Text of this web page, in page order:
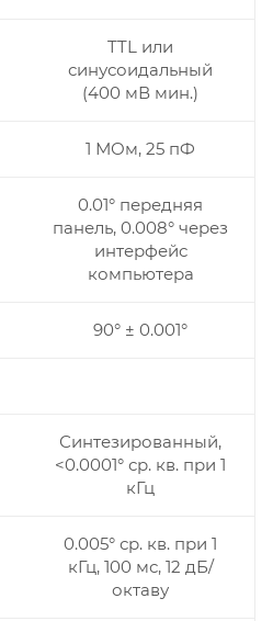
TTL или
синусоидальный
(400 мВ мин.)
1 МОм, 25 пФ
0.01° передняя
панель, 0.008° через
интерфейс
компьютера
90° ± 0.001°
Синтезированный,
<0.0001° ср. кв. при 1
кГц
0.005° ср. кв. при 1
кГц, 100 мс, 12 дБ/
октаву